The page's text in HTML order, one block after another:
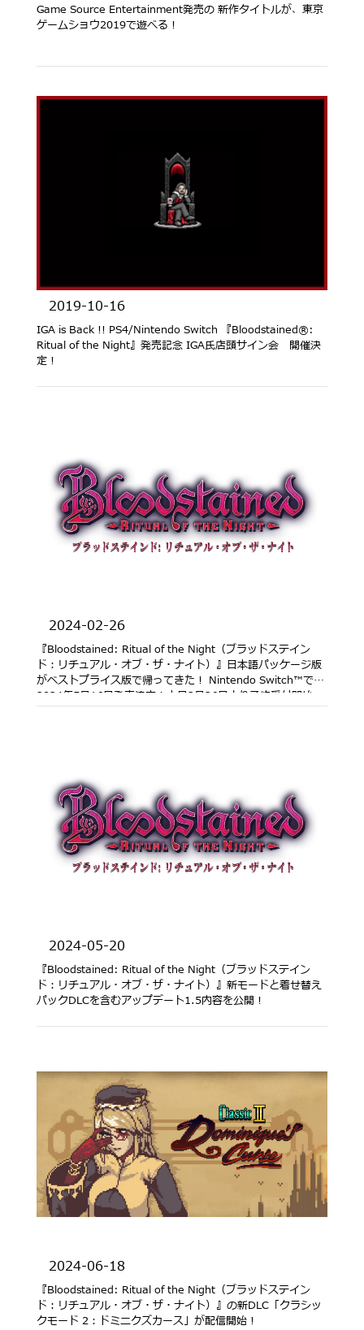
Game Source Entertainment発売の 新作タイトルが、東京
ゲームショウ2019で遊べる！
2019-10-16
IGA is Back !! PS4/Nintendo Switch 『Bloodstained®︎:
Ritual of the Night』発売記念 IGA氏店頭サイン会 開催決
定！
2024-02-26
『Bloodstained: Ritual of the Night（ブラッドステイン
ド：リチュアル・オブ・ザ・ナイト）』日本語パッケージ版
がベストプライス版で帰ってきた！ Nintendo Switch™で
2024年5月16日発売決定！本日2月26日より予約受付開始
2024-05-20
『Bloodstained: Ritual of the Night（ブラッドステイン
ド：リチュアル・オブ・ザ・ナイト）』新モードと着せ替え
パックDLCを含むアップデート1.5内容を公開！
2024-06-18
『Bloodstained: Ritual of the Night（ブラッドステイン
ド：リチュアル・オブ・ザ・ナイト）』の新DLC「クラシッ
クモード 2：ドミニクズカース」が配信開始！